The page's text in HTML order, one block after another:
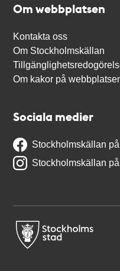
Om webbplatsen
Kontakta oss
Om Stockholmskällan
Om kakor på
Sociala medier
Stockholmskällan
Stockholmskällan